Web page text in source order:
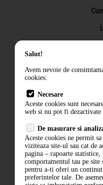
Politica de
Salut!
Avem nevoie de
cookies:
Necesare
Aceste cookies sunt
web si nu pot fi dezactivate
De masurare si
Aceste cookies ne permit
viziteaza site-ul sau cat de
pagina – rapoarte
comportamentul tau pe
pentru a-ti oferi un
preferintelor tale. De